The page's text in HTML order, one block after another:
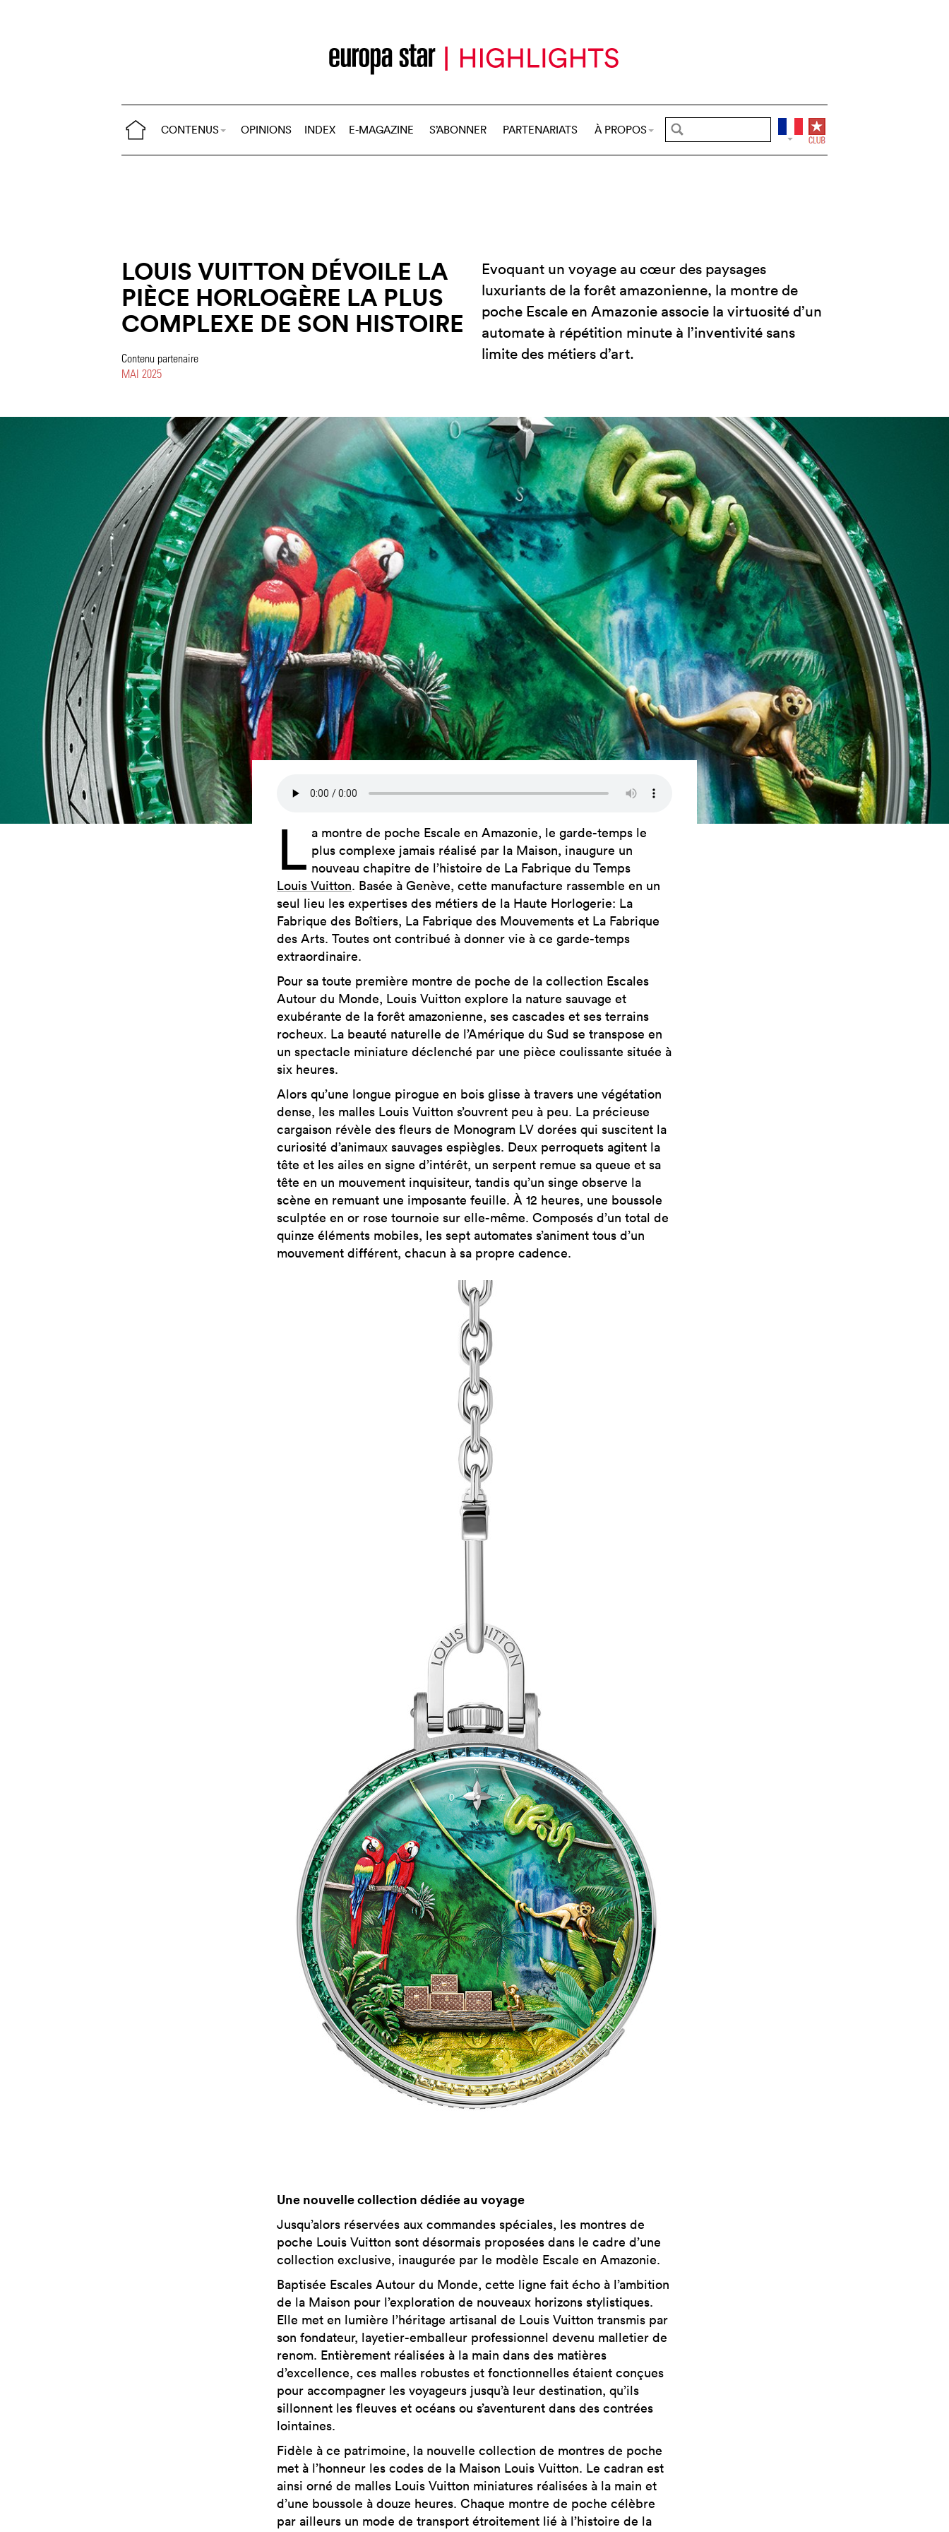
CONTENUS OPINIONS INDEX E-MAGAZINE S’ABONNER PARTENARIATS À PROPOS
LOUIS VUITTON DÉVOILE LA
PIÈCE HORLOGÈRE LA PLUS
COMPLEXE DE SON HISTOIRE
Contenu partenaire
MAI 2025
Evoquant un voyage au cœur des paysages
luxuriants de la forêt amazonienne, la montre de
poche Escale en Amazonie associe la virtuosité d’un
automate à répétition minute à l’inventivité sans
limite des métiers d’art.
L a montre de poche Escale en Amazonie, le garde-temps le
plus complexe jamais réalisé par la Maison, inaugure un
nouveau chapitre de l’histoire de La Fabrique du Temps
Louis Vuitton. Basée à Genève, cette manufacture rassemble en un
seul lieu les expertises des métiers de la Haute Horlogerie: La
Fabrique des Boîtiers, La Fabrique des Mouvements et La Fabrique
des Arts. Toutes ont contribué à donner vie à ce garde-temps
extraordinaire.
Pour sa toute première montre de poche de la collection Escales
Autour du Monde, Louis Vuitton explore la nature sauvage et
exubérante de la forêt amazonienne, ses cascades et ses terrains
rocheux. La beauté naturelle de l’Amérique du Sud se transpose en
un spectacle miniature déclenché par une pièce coulissante située à
six heures.
Alors qu’une longue pirogue en bois glisse à travers une végétation
dense, les malles Louis Vuitton s’ouvrent peu à peu. La précieuse
cargaison révèle des fleurs de Monogram LV dorées qui suscitent la
curiosité d’animaux sauvages espiègles. Deux perroquets agitent la
tête et les ailes en signe d’intérêt, un serpent remue sa queue et sa
tête en un mouvement inquisiteur, tandis qu’un singe observe la
scène en remuant une imposante feuille. À 12 heures, une boussole
sculptée en or rose tournoie sur elle-même. Composés d’un total de
quinze éléments mobiles, les sept automates s’animent tous d’un
mouvement différent, chacun à sa propre cadence.
Une nouvelle collection dédiée au voyage
Jusqu’alors réservées aux commandes spéciales, les montres de
poche Louis Vuitton sont désormais proposées dans le cadre d’une
collection exclusive, inaugurée par le modèle Escale en Amazonie.
Baptisée Escales Autour du Monde, cette ligne fait écho à l’ambition
de la Maison pour l’exploration de nouveaux horizons stylistiques.
Elle met en lumière l’héritage artisanal de Louis Vuitton transmis par
son fondateur, layetier-emballeur professionnel devenu malletier de
renom. Entièrement réalisées à la main dans des matières
d’excellence, ces malles robustes et fonctionnelles étaient conçues
pour accompagner les voyageurs jusqu’à leur destination, qu’ils
sillonnent les fleuves et océans ou s’aventurent dans des contrées
lointaines.
Fidèle à ce patrimoine, la nouvelle collection de montres de poche
met à l’honneur les codes de la Maison Louis Vuitton. Le cadran est
ainsi orné de malles Louis Vuitton miniatures réalisées à la main et
d’une boussole à douze heures. Chaque montre de poche célèbre
par ailleurs un mode de transport étroitement lié à l’histoire de la